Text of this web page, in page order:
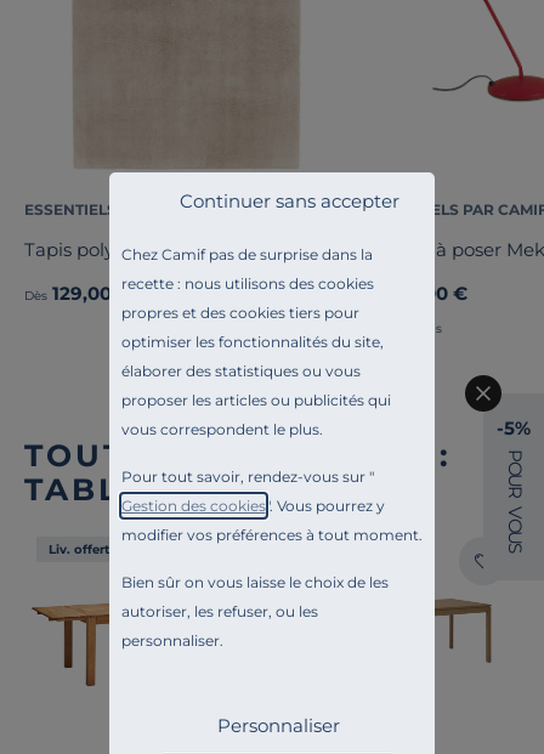
Chez Camif pas de surprise dans la
recette : nous utilisons des cookies
propres et des cookies tiers pour
optimiser les fonctionnalités du site,
élaborer des statistiques ou vous
proposer les articles ou publicités qui
vous correspondent le plus.
Pour tout savoir, rendez-vous sur "
Gestion des cookies". Vous pourrez y
modifier vos préférences à tout moment.
Bien sûr on vous laisse le choix de les
autoriser, les refuser, ou les
personnaliser.
Continuer sans accepter
Personnaliser
ESSENTIELS PAR CAMIF
Tapis polyester recyclé uni Bao
Dès 129,00 €
ESSENTIELS PAR
Lampe à poser
99,00 €
Français
TOUTE NOTRE OFFRE :
TABLES À MANGER
Liv. offerte
-5%
P
O
U
R
V
O
U
S